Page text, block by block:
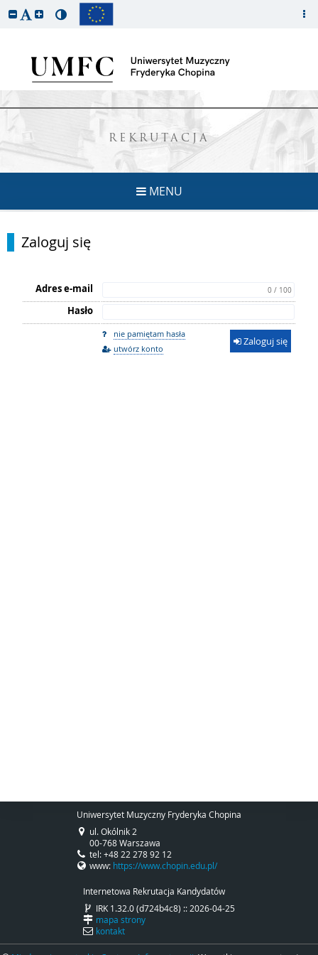
REKRUTACJA
MENU
Zaloguj się
Adres e-mail 0 / 100
Hasło
nie pamiętam hasła
utwórz konto
Zaloguj się
Uniwersytet Muzyczny Fryderyka Chopina
ul. Okólnik 2
00-768 Warszawa
tel: +48 22 278 92 12
www: https://www.chopin.edu.pl/
Internetowa Rekrutacja Kandydatów
IRK 1.32.0 (d724b4c8) :: 2026-04-25
mapa strony
kontakt